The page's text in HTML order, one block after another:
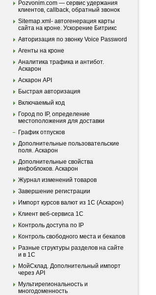
Pozvonim.com — сервис удержания
клиентов, callback, обратный звонок
Sitemap.xml- автогенерация карты
сайта на кроне. Ускорение Битрикс
Авторизация по звонку Voice Password
Агенты на кроне
Аналитика трафика и антибот.
Аскарон
Аскарон API
Быстрая авторизация
Включаемый код
Город по IP, определение
местоположения для доставки
График отпусков
Дополнительные пользовательские
поля. Аскарон
Дополнительные свойства
инфоблоков. Аскарон
Журнал изменений товаров
Завершение регистрации
Импорт курсов валют из 1С (Аскарон)
Клиент веб-сервиса 1С
Контроль доступа по IP
Контроль свободного места и бекапов
Разные структуры разделов на сайте
и в 1С
МойСклад. Дополнительный импорт
через API
Мультирегиональность и
многодоменность